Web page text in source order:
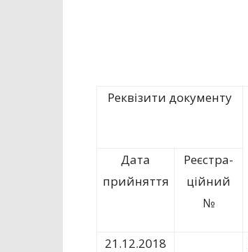
Реквізити документу
Дата
прийняття
Реєстра-
ційний
№
21.12.2018